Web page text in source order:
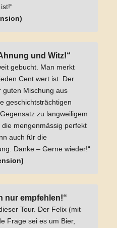
und Witz!“
gebucht. Man merkt
Cent wert ist. Der
guten Mischung aus
geschichtsträchtigen
zu langweiligem
die mengenmässig perfekt
auch für die
Danke – Gerne wieder!“
nur empfehlen!“
Tour. Der Felix (mit
Frage sei es um Bier,